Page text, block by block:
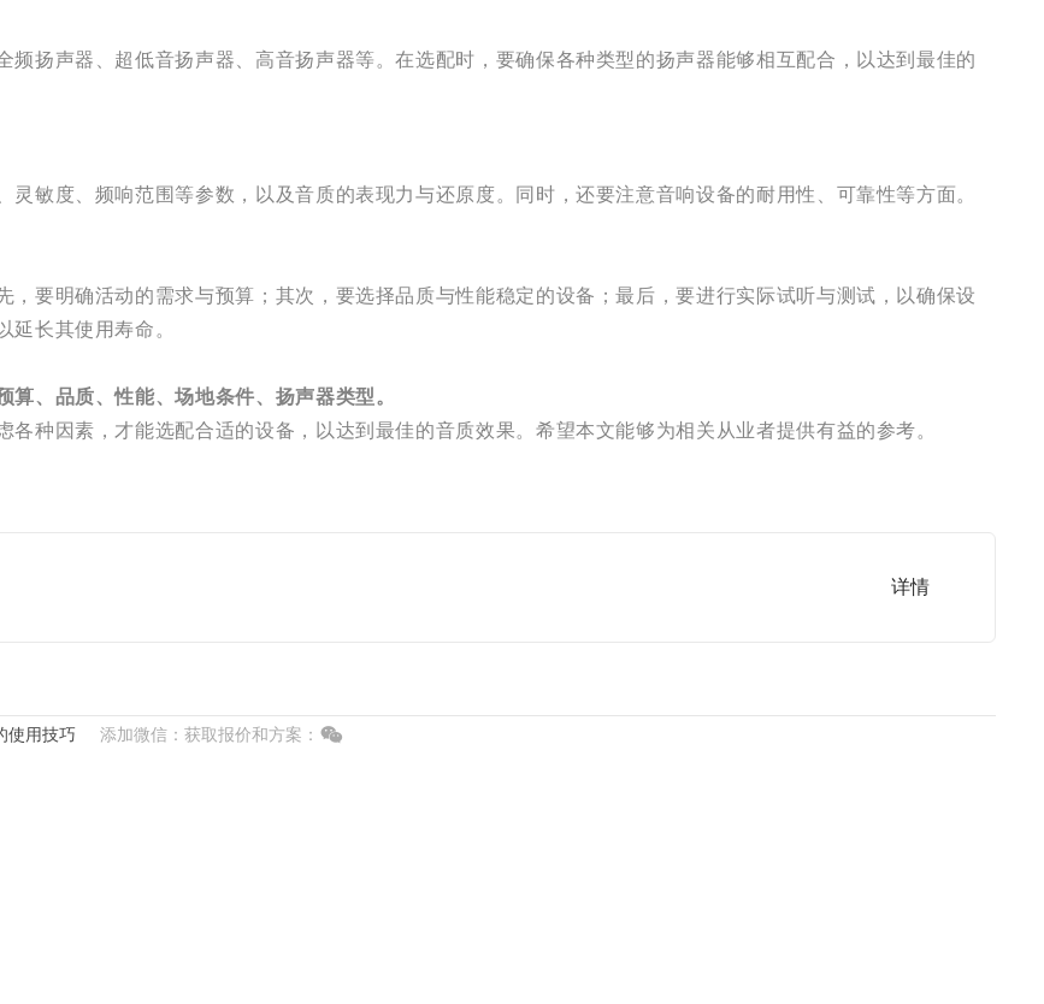
扬声器、超低音扬声器、高音扬声器等。在选配时，要确保各种类型的扬声器能够相互配合，以达到最佳的
敏度、频响范围等参数，以及音质的表现力与还原度。同时，还要注意音响设备的耐用性、可靠性等方面。
要明确活动的需求与预算；其次，要选择品质与性能稳定的设备；最后，要进行实际试听与测试，以确保设
长其使用寿命。
、品质、性能、场地条件、扬声器类型。
种因素，才能选配合适的设备，以达到最佳的音质效果。希望本文能够为相关从业者提供有益的参考。
使用技巧 添加微信：获取报价和方案：